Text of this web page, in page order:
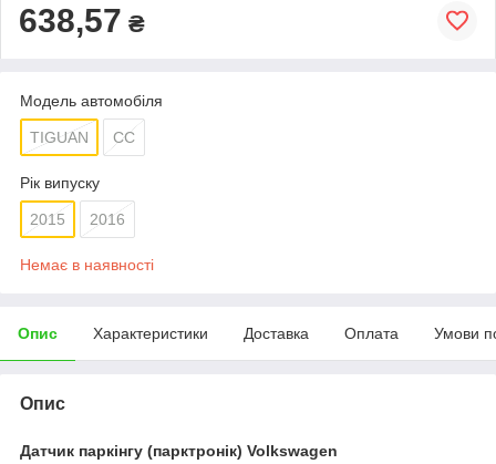
638,57 ₴
Модель автомобіля
TIGUAN СС
Рік випуску
2015 2016
Немає в наявності
Опис Характеристики Доставка Оплата Умови
Опис
Датчик паркінгу (парктронік) Volkswagen